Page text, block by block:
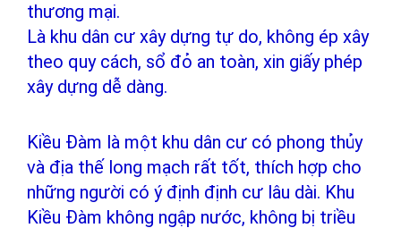
thương mại.
Là khu dân cư xây dựng tự do, không ép xây
theo quy cách, sổ đỏ an toàn, xin giấy phép
xây dựng dễ dàng.
Kiều Đàm là một khu dân cư có phong thủy
và địa thế long mạch rất tốt, thích hợp cho
những người có ý định định cư lâu dài. Khu
Kiều Đàm không ngập nước, không bị triều